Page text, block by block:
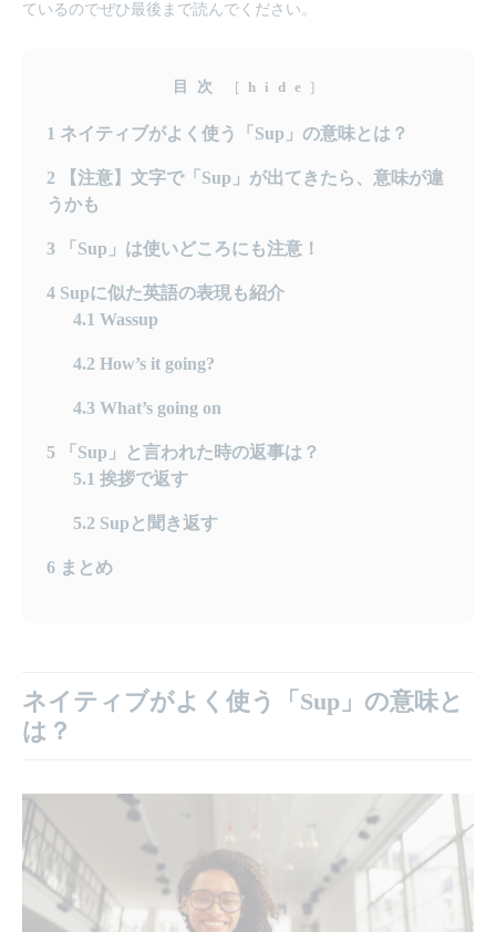
ているのでぜひ最後まで読んでください。
目次 [ hide ]
1 ネイティブがよく使う「Sup」の意味とは？
2 【注意】文字で「Sup」が出てきたら、意味が違
うかも
3 「Sup」は使いどころにも注意！
4 Supに似た英語の表現も紹介
4.1 Wassup
4.2 How’s it going?
4.3 What’s going on
5 「Sup」と言われた時の返事は？
5.1 挨拶で返す
5.2 Supと聞き返す
6 まとめ
ネイティブがよく使う「Sup」の意味と
は？